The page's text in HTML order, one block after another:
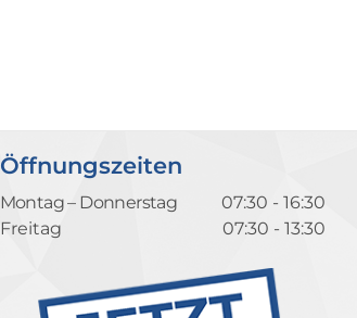
Öffnungszeiten
Montag – Donnerstag
07:30 - 16:30
Freitag
07:30 - 13:30